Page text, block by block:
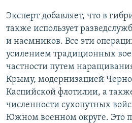
Эксперт добавляет, что в
также использует
и наемников. Все эти
усилением традиционных
частности путем
Крыму, модернизацией
Каспийской флотилии, а
численности сухопутных
Южном военном округе. Это